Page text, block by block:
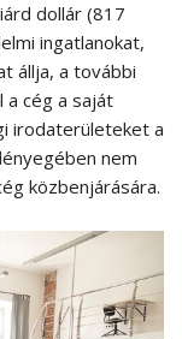
dollár (817
ingatlanokat,
állja, a további
cég a saját
irodaterületeket a
nem
közbenjárására.